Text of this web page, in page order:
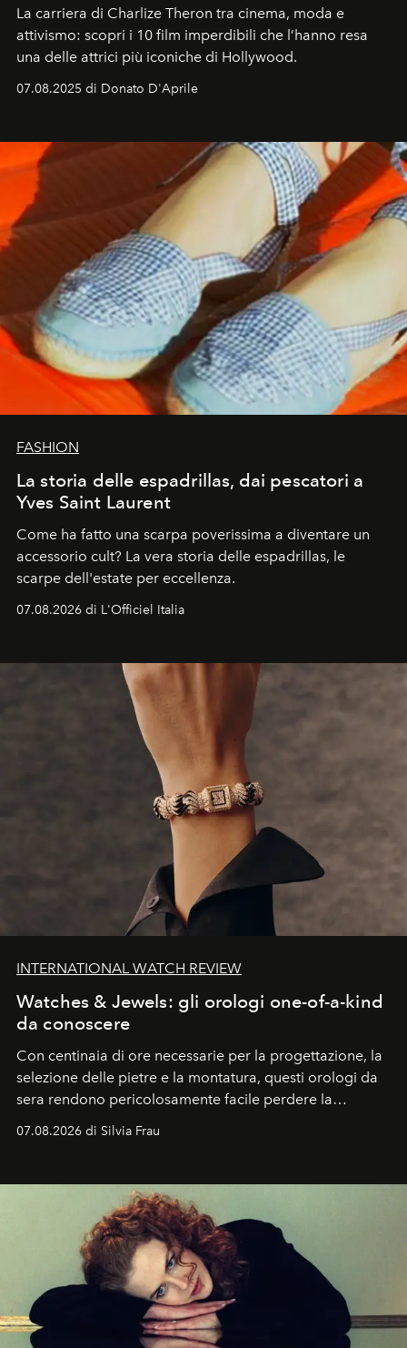
La carriera di Charlize Theron tra cinema, moda e
attivismo: scopri i 10 film imperdibili che l’hanno resa
una delle attrici più iconiche di Hollywood.
07.08.2025 di Donato D'Aprile
FASHION
La storia delle espadrillas, dai pescatori a
Yves Saint Laurent
Come ha fatto una scarpa poverissima a diventare un
accessorio cult? La vera storia delle espadrillas, le
scarpe dell'estate per eccellenza.
07.08.2026 di L'Officiel Italia
INTERNATIONAL WATCH REVIEW
Watches & Jewels: gli orologi one-of-a-kind
da conoscere
Con centinaia di ore necessarie per la progettazione, la
selezione delle pietre e la montatura, questi orologi da
sera rendono pericolosamente facile perdere la
cognizione del tempo. Ma con quadranti così
07.08.2026 di Silvia Frau